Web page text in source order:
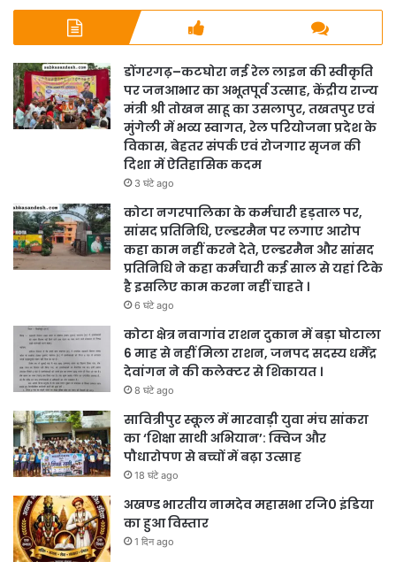
डोंगरगढ़–कटघोरा नई रेल लाइन की स्वीकृति
पर जनआभार का अभूतपूर्व उत्साह, केंद्रीय राज्य
मंत्री श्री तोखन साहू का उसलापुर, तखतपुर एवं
मुंगेली में भव्य स्वागत, रेल परियोजना प्रदेश के
विकास, बेहतर संपर्क एवं रोजगार सृजन की
दिशा में ऐतिहासिक कदम
3 घंटे ago
कोटा नगरपालिका के कर्मचारी हड़ताल पर,
सांसद प्रतिनिधि, एल्डरमैन पर लगाए आरोप
कहा काम नहीं करने देते, एल्डरमैन और सांसद
प्रतिनिधि ने कहा कर्मचारी कई साल से यहां टिके
है इसलिए काम करना नहीं चाहते ।
6 घंटे ago
कोटा क्षेत्र नवागांव राशन दुकान में बड़ा घोटाला
6 माह से नहीं मिला राशन, जनपद सदस्य धर्मेंद्र
देवांगन ने की कलेक्टर से शिकायत ।
8 घंटे ago
सावित्रीपुर स्कूल में मारवाड़ी युवा मंच सांकरा
का ‘शिक्षा साथी अभियान’: क्विज और
पौधारोपण से बच्चों में बढ़ा उत्साह
18 घंटे ago
अखण्ड भारतीय नामदेव महासभा रजि0 इंडिया
का हुआ विस्तार
1 दिन ago